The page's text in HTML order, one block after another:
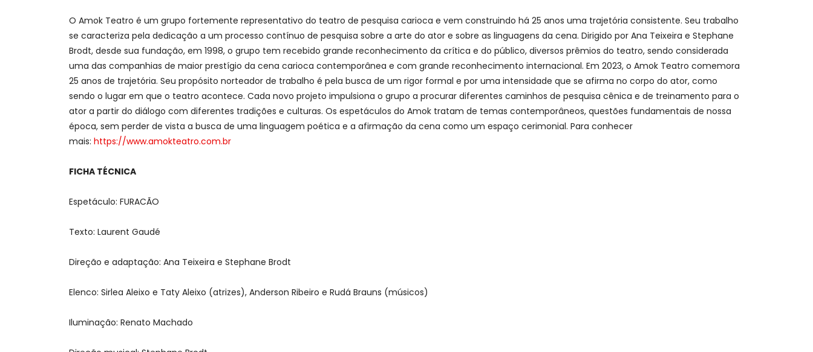
O Amok Teatro é um grupo fortemente representativo do teatro de pesquisa carioca e vem construindo há 25 anos uma trajetória consistente. Seu trabalho
se caracteriza pela dedicação a um processo contínuo de pesquisa sobre a arte do ator e sobre as linguagens da cena. Dirigido por Ana Teixeira e Stephane
Brodt, desde sua fundação, em 1998, o grupo tem recebido grande reconhecimento da crítica e do público, diversos prêmios do teatro, sendo considerada
uma das companhias de maior prestígio da cena carioca contemporânea e com grande reconhecimento internacional. Em 2023, o Amok Teatro comemora
25 anos de trajetória. Seu propósito norteador de trabalho é pela busca de um rigor formal e por uma intensidade que se afirma no corpo do ator, como
sendo o lugar em que o teatro acontece. Cada novo projeto impulsiona o grupo a procurar diferentes caminhos de pesquisa cênica e de treinamento para o
ator a partir do diálogo com diferentes tradições e culturas. Os espetáculos do Amok tratam de temas contemporâneos, questões fundamentais de nossa
época, sem perder de vista a busca de uma linguagem poética e a afirmação da cena como um espaço cerimonial. Para conhecer
mais: https://www.amokteatro.com.br
FICHA TÉCNICA
Espetáculo: FURACÃO
Texto: Laurent Gaudé
Direção e adaptação: Ana Teixeira e Stephane Brodt
Elenco: Sirlea Aleixo e Taty Aleixo (atrizes), Anderson Ribeiro e Rudá Brauns (músicos)
Iluminação: Renato Machado